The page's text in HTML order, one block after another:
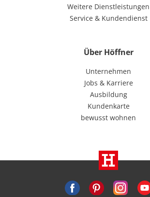
Weitere Dienstleistungen
Service & Kundendienst
Über Höffner
Unternehmen
Jobs & Karriere
Ausbildung
Kundenkarte
bewusst wohnen